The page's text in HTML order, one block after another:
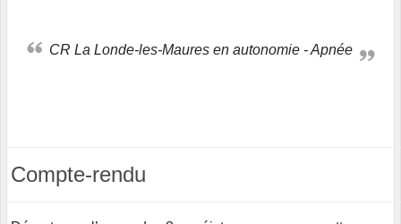
CR La Londe-les-Maures en autonomie - Apnée
Compte-rendu